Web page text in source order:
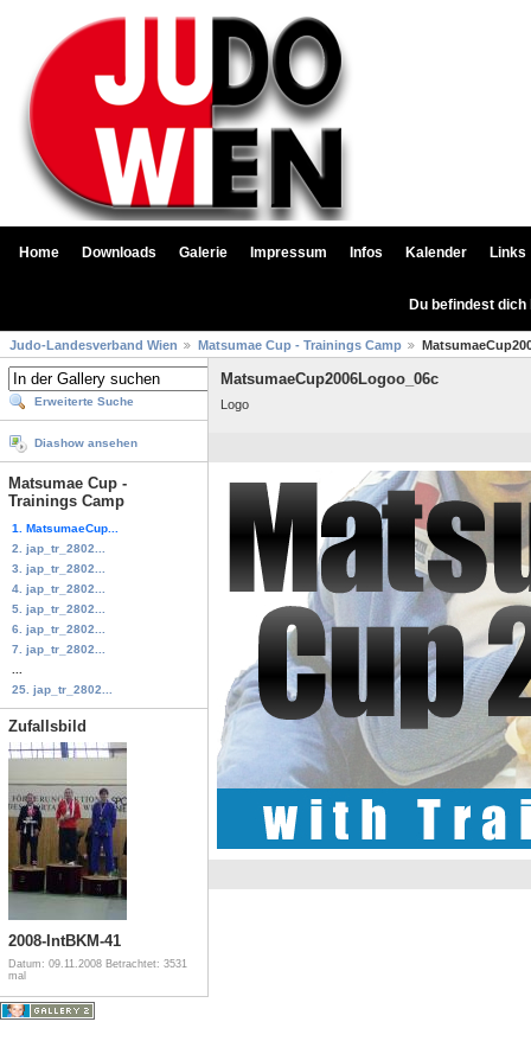
Home Downloads Galerie Impressum Infos Kalender Links
Du befindest
Judo-Landesverband Wien Matsumae Cup - Trainings Camp
Erweiterte Suche
Diashow ansehen
Matsumae Cup -
Trainings Camp
1. MatsumaeCup...
2. jap_tr_2802...
3. jap_tr_2802...
4. jap_tr_2802...
5. jap_tr_2802...
6. jap_tr_2802...
7. jap_tr_2802...
25. jap_tr_2802...
Zufallsbild
2008-IntBKM-41
Datum: 09.11.2008 Betrachtet: 3531
mal
MatsumaeCup2006Logoo_06c
Logo